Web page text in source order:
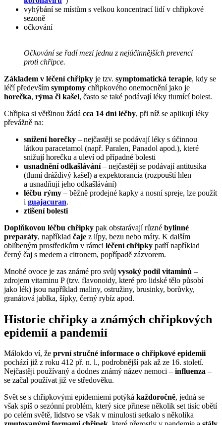
vyhýbání se místům s velkou koncentrací lidí v chřipkové
sezoně
očkování
Očkování se řadí mezi jednu z nejúčinnějších prevencí
proti chřipce.
Základem v léčení chřipky je tzv. symptomatická terapie, kdy se
léčí především symptomy chřipkového onemocnění jako je
horečka, rýma či kašel, často se také podávají léky tlumící bolest.
Chřipka si většinou žádá cca 14 dní léčby, při níž se aplikují léky
převážně na:
snížení horečky – nejčastěji se podávají léky s účinnou
látkou paracetamol (např. Paralen, Panadol apod.), které
snižují horečku a uleví od případné bolesti
usnadnění odkašlávání– nejčastěji se podávají antitusika
(tlumí dráždivý kašel) a expektorancia (rozpouští hlen
a usnadňují jeho odkašlávání)
léčbu rýmy – běžně prodejné kapky a nosní spreje, lze použít
i guajacuran.
ztišení bolesti
Doplňkovou léčbu chřipky pak obstarávají různé bylinné
preparáty, například čaje z lípy, bezu nebo máty. K dalším
oblíbeným prostředkům v rámci léčení chřipky patří například
černý čaj s medem a citronem, popřípadě zázvorem.
Mnohé ovoce je zas známé pro svůj vysoký podíl vitaminů –
zdrojem vitaminu P (tzv. flavonoidy, které pro lidské tělo působí
jako lék) jsou například maliny, ostružiny, brusinky, borůvky,
granátová jablka, šípky, černý rybíz apod.
Historie chřipky a známých chřipkových
epidemií a pandemií
Málokdo ví, že první stručné informace o chřipkové epidemii
pochází již z roku 412 př. n. l., podrobnější pak až ze 16. století.
Nejčastěji používaný a dodnes známý název nemoci – influenza –
se začal používat již ve středověku.
Svět se s chřipkovými epidemiemi potýká každoročně, jedná se
však spíš o sezónní problém, který sice přinese několik set tisíc obětí
po celém světě, lidstvo se však v minulosti setkalo s několika